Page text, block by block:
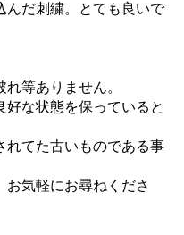
んだ刺繍。とても良いで
等ありません。
好な状態を保っていると
れてた古いものである事
お気軽にお尋ねくださ